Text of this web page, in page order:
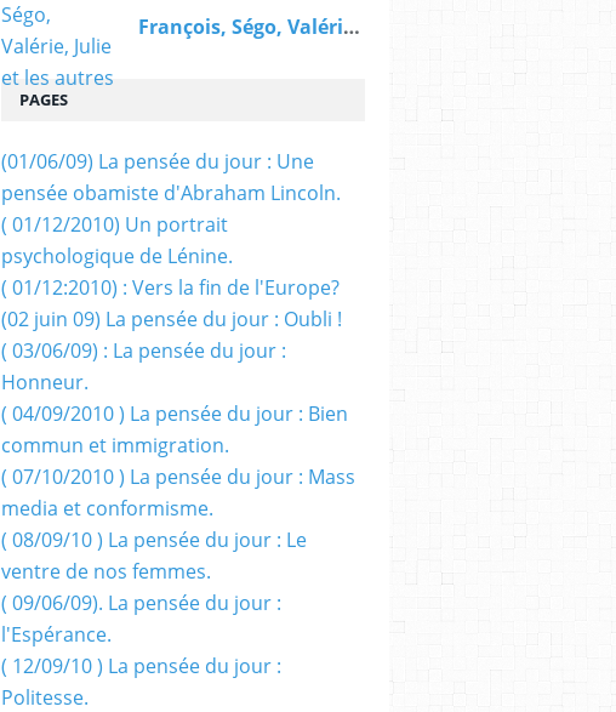
François, Ségo, Valérie, Julie et les autres
PAGES
(01/06/09) La pensée du jour : Une
pensée obamiste d'Abraham Lincoln.
( 01/12/2010) Un portrait
psychologique de Lénine.
( 01/12:2010) : Vers la fin de l'Europe?
(02 juin 09) La pensée du jour : Oubli !
( 03/06/09) : La pensée du jour :
Honneur.
( 04/09/2010 ) La pensée du jour : Bien
commun et immigration.
( 07/10/2010 ) La pensée du jour : Mass
media et conformisme.
( 08/09/10 ) La pensée du jour : Le
ventre de nos femmes.
( 09/06/09). La pensée du jour :
l'Espérance.
( 12/09/10 ) La pensée du jour :
Politesse.